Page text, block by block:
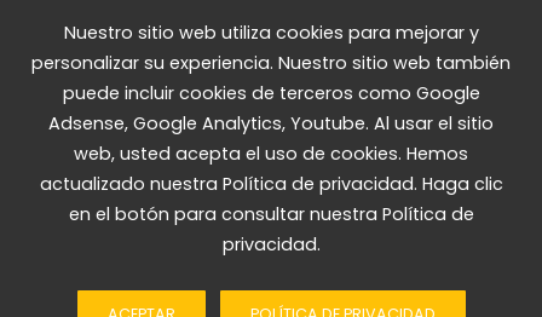
Nuestro sitio web utiliza cookies para mejorar y
personalizar su experiencia. Nuestro sitio web también
puede incluir cookies de terceros como Google
Adsense, Google Analytics, Youtube. Al usar el sitio
web, usted acepta el uso de cookies. Hemos
actualizado nuestra Política de privacidad. Haga clic
en el botón para consultar nuestra Política de
privacidad.
© agraela.org - 2018. Declarada de Utilidad Pública en
2026